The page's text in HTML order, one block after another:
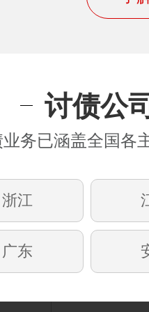
讨债公
务已涵盖全国各
浙江
广东